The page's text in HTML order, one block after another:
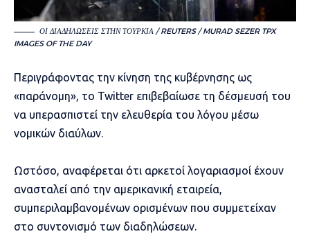
ΟΙ ΔΙΑΔΗΛΏΣΕΙΣ ΣΤΗΝ ΤΟΥΡΚΊΑ / REUTERS / MURAD SEZER TPX
IMAGES OF THE DAY
Περιγράφοντας την κίνηση της κυβέρνησης ως
«παράνομη», το Twitter επιβεβαίωσε τη δέσμευσή του
να υπερασπιστεί την ελευθερία του λόγου μέσω
νομικών διαύλων.
Ωστόσο, αναφέρεται ότι αρκετοί λογαριασμοί έχουν
ανασταλεί από την αμερικανική εταιρεία,
συμπεριλαμβανομένων ορισμένων που συμμετείχαν
στο συντονισμό των διαδηλώσεων.